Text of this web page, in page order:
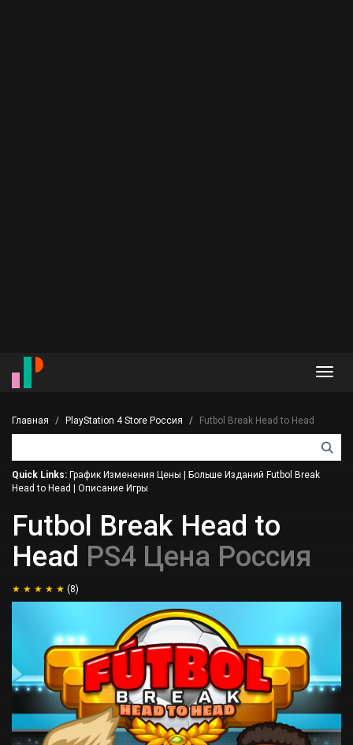
Главная PlayStation 4 Store Россия Futbol Break Head to Head
Quick Links: График Изменения Цены
Больше Изданий Futbol Break
Head to Head
Описание Игры
Futbol Break Head to
Head PS4 Цена Россия
(8)